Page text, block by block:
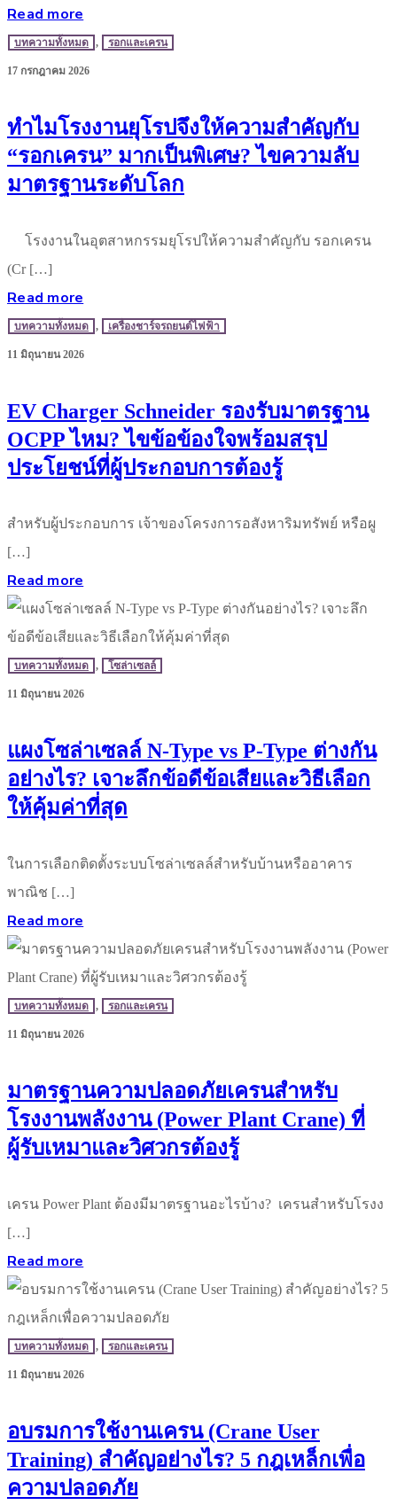
Read more
บทความทั้งหมด , รอกและเครน
17 กรกฎาคม 2026
ทำไมโรงงานยุโรปจึงให้ความสำคัญกับ
“รอกเครน” มากเป็นพิเศษ? ไขความลับ
มาตรฐานระดับโลก
โรงงานในอุตสาหกรรมยุโรปให้ความสำคัญกับ รอกเครน
(Cr […]
Read more
บทความทั้งหมด , เครื่องชาร์จรถยนต์ไฟฟ้า
11 มิถุนายน 2026
EV Charger Schneider รองรับมาตรฐาน
OCPP ไหม? ไขข้อข้องใจพร้อมสรุป
ประโยชน์ที่ผู้ประกอบการต้องรู้
สำหรับผู้ประกอบการ เจ้าของโครงการอสังหาริมทรัพย์ หรือผู
[…]
Read more
บทความทั้งหมด , โซล่าเซลล์
11 มิถุนายน 2026
แผงโซล่าเซลล์ N-Type vs P-Type ต่างกัน
อย่างไร? เจาะลึกข้อดีข้อเสียและวิธีเลือก
ให้คุ้มค่าที่สุด
ในการเลือกติดตั้งระบบโซล่าเซลล์สำหรับบ้านหรืออาคาร
พาณิช […]
Read more
บทความทั้งหมด , รอกและเครน
11 มิถุนายน 2026
มาตรฐานความปลอดภัยเครนสำหรับ
โรงงานพลังงาน (Power Plant Crane) ที่
ผู้รับเหมาและวิศวกรต้องรู้
เครน Power Plant ต้องมีมาตรฐานอะไรบ้าง? เครนสำหรับโรงง
[…]
Read more
บทความทั้งหมด , รอกและเครน
11 มิถุนายน 2026
อบรมการใช้งานเครน (Crane User
Training) สำคัญอย่างไร? 5 กฎเหล็กเพื่อ
ความปลอดภัย